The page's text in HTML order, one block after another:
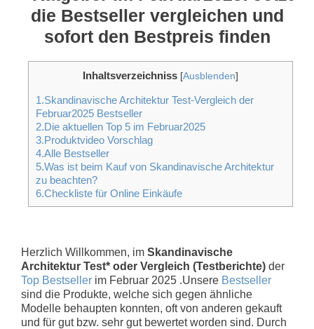
die Bestseller vergleichen und
sofort den Bestpreis finden
Inhaltsverzeichniss [Ausblenden]
1.Skandinavische Architektur Test-Vergleich der
Februar2025 Bestseller
2.Die aktuellen Top 5 im Februar2025
3.Produktvideo Vorschlag
4.Alle Bestseller
5.Was ist beim Kauf von Skandinavische Architektur
zu beachten?
6.Checkliste für Online Einkäufe
Herzlich Willkommen, im Skandinavische
Architektur Test* oder Vergleich (Testberichte) der
Top Bestseller im Februar 2025 .Unsere Bestseller
sind die Produkte, welche sich gegen ähnliche
Modelle behaupten konnten, oft von anderen gekauft
und für gut bzw. sehr gut bewertet worden sind. Durch